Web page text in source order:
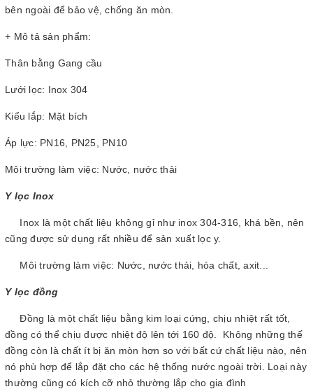
bên ngoài để bảo vệ, chống ăn mòn.
+ Mô tả sản phẩm:
Thân bằng Gang cầu
Lưới lọc: Inox 304
Kiểu lắp: Mặt bích
Áp lực: PN16, PN25, PN10
Môi trường làm việc: Nước, nước thải
Y lọc Inox
Inox là một chất liệu không gỉ như inox 304-316, khá bền, nên
cũng được sử dụng rất nhiều để sản xuất lọc y.
Môi trường làm việc: Nước, nước thải, hóa chất, axit...
Y lọc đồng
Đồng là một chất liệu bằng kim loại cứng, chịu nhiệt rất tốt,
đồng có thể chịu được nhiệt độ lên tới 160 độ. Không những thế
đồng còn là chất ít bị ăn mòn hơn so với bất cứ chất liệu nào, nên
nó phù hợp để lắp đặt cho các hệ thống nước ngoài trời. Loại này
thường cũng có kích cỡ nhỏ thường lắp cho gia đình